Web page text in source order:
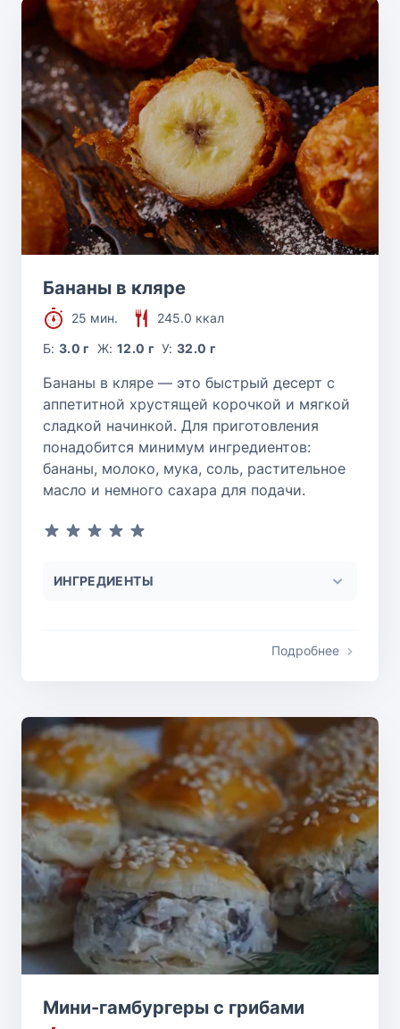
Бананы в кляре
25 мин.
245.0 ккал
Б:3.0 г Ж: 12.0 г У:32.0 г
Бананы в кляре — это быстрый десерт с
аппетитной хрустящей корочкой и мягкой
сладкой начинкой. Для приготовления
понадобится минимум ингредиентов:
бананы, молоко, мука, соль, растительное
масло и немного сахара для подачи.
ИНГРЕДИЕНТЫ
Подробнее
Мини-гамбургеры с грибами